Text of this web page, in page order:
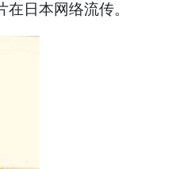
日本网络流传。